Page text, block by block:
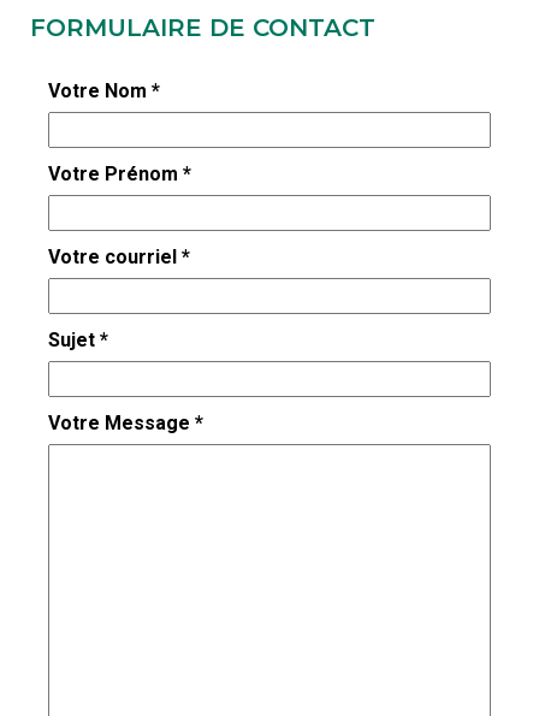
FORMULAIRE DE CONTACT
Votre Nom *
Votre Prénom *
Votre courriel *
Sujet *
Votre Message *